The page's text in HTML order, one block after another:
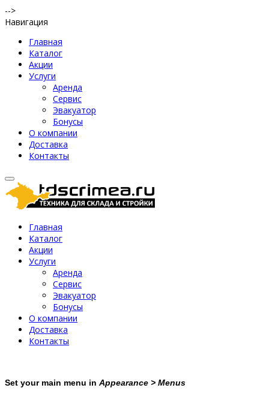
-->
Навигация
Главная
Каталог
Акции
Услуги
Аренда
Сервис
Эвакуатор
Бонусы
О компании
Доставка
Контакты
Главная
Каталог
Акции
Услуги
Аренда
Сервис
Эвакуатор
Бонусы
О компании
Доставка
Контакты
Set your main menu in Appearance > Menus